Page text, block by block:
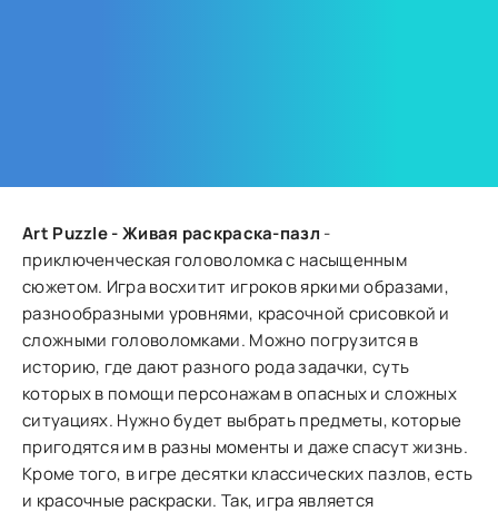
Art Puzzle - Живая раскраска-пазл -
приключенческая головоломка с насыщенным
сюжетом. Игра восхитит игроков яркими образами,
разнообразными уровнями, красочной срисовкой и
сложными головоломками. Можно погрузится в
историю, где дают разного рода задачки, суть
которых в помощи персонажам в опасных и сложных
ситуациях. Нужно будет выбрать предметы, которые
пригодятся им в разны моменты и даже спасут жизнь.
Кроме того, в игре десятки классических пазлов, есть
и красочные раскраски. Так, игра является